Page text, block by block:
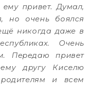
привет. Думал,
но очень боялся
никогда даже в
Очень
Передаю привет
другу Киселю
и всем